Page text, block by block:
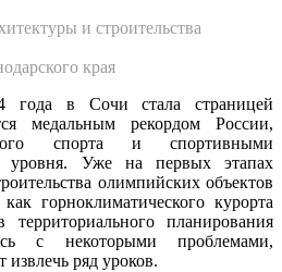
и строительства
края
года в Сочи стала страницей
медальным рекордом России,
спорта и спортивными
уровня. Уже на первых этапах
олимпийских объектов
горноклиматического курорта
территориального планирования
с некоторыми проблемами,
ряд уроков.